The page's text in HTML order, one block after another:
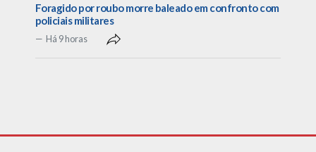
Foragido por roubo morre baleado em confronto com
policiais militares
Há 9 horas